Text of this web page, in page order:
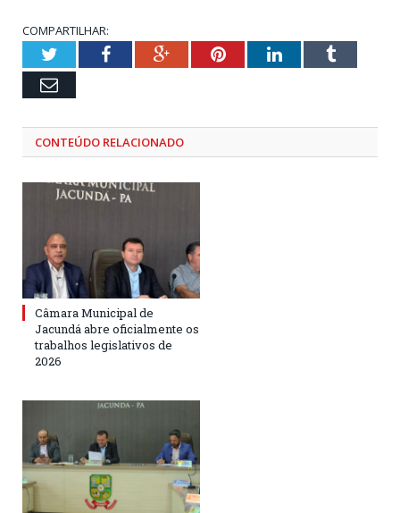
COMPARTILHAR:
TwitterFacebookGoogle+PinterestLinkedInTumblr
Email
CONTEÚDO RELACIONADO
Câmara Municipal de
Jacundá abre oficialmente os
trabalhos legislativos de
2026